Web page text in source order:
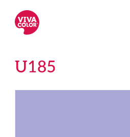
U185